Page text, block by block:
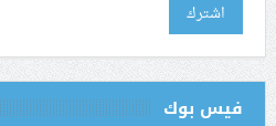
اشترك
فيس بوك